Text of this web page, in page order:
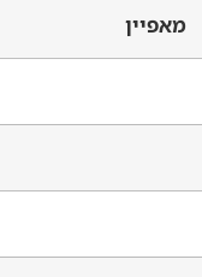
מאפיין